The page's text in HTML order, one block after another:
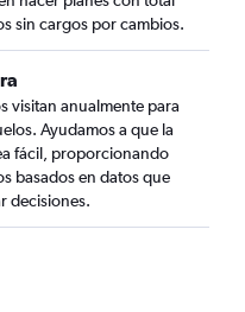
sin cargos por cambios.
visitan anualmente para
Ayudamos a que la
fácil, proporcionando
basados en datos que
decisiones.